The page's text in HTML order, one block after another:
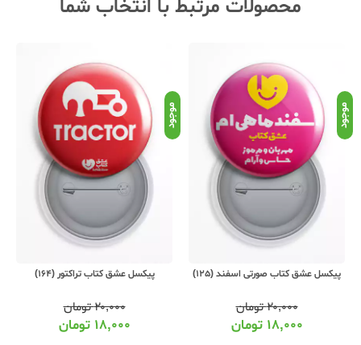
محصولات مرتبط با انتخاب شما
موجود
پیکسل عشق کتاب صورتی اسفند (125)
۲۰,۰۰۰تومان
۱۸,۰۰۰ تومان
موجود
پیکسل عشق کتاب تراکتور (164)
۲۰,۰۰۰تومان
۱۸,۰۰۰ تومان